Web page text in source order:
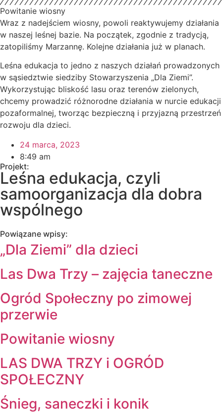
Powitanie wiosny
Wraz z nadejściem wiosny, powoli reaktywujemy działania
w naszej leśnej bazie. Na początek, zgodnie z tradycją,
zatopiliśmy Marzannę. Kolejne działania już w planach.
Leśna edukacja to jedno z naszych działań prowadzonych
w sąsiedztwie siedziby Stowarzyszenia „Dla Ziemi”.
Wykorzystując bliskość lasu oraz terenów zielonych,
chcemy prowadzić różnorodne działania w nurcie edukacji
pozaformalnej, tworząc bezpieczną i przyjazną przestrzeń
rozwoju dla dzieci.
24 marca, 2023
8:49 am
Projekt:
Leśna edukacja, czyli
samoorganizacja dla dobra
wspólnego
Powiązane wpisy:
„Dla Ziemi” dla dzieci
Las Dwa Trzy – zajęcia taneczne
Ogród Społeczny po zimowej
przerwie
Powitanie wiosny
LAS DWA TRZY i OGRÓD
SPOŁECZNY
Śnieg, saneczki i konik